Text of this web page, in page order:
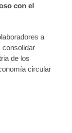
con el
a
consolidar
de los
circular